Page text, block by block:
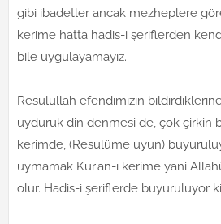
gibi ibadetler ancak mezheplere göre
kerime hatta hadis-i şeriflerden kendi
bile uygulayamayız.
Resulullah efendimizin
uyduruk din denmesi de, çok çirkin
kerimde, (Resulüme uyun)
uymamak Kur’an-ı kerime yani
olur. Hadis-i şeriflerde buyuruluyor